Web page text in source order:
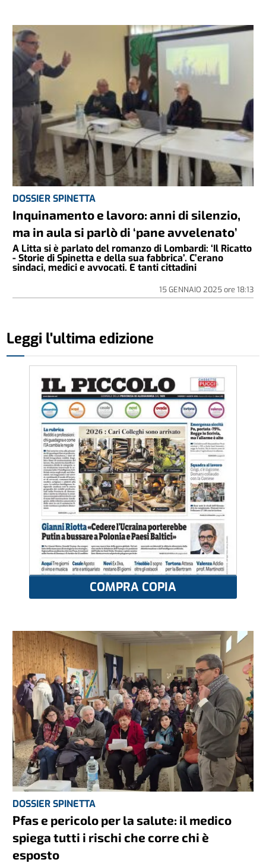
DOSSIER SPINETTA
Inquinamento e lavoro: anni di silenzio,
ma in aula si parlò di ‘pane avvelenato’
A Litta si è parlato del romanzo di Lombardi: ‘Il Ricatto
- Storie di Spinetta e della sua fabbrica’. C’erano
sindaci, medici e avvocati. E tanti cittadini
15 GENNAIO 2025ore 18:13
Leggi l'ultima edizione
COMPRA COPIA
DOSSIER SPINETTA
Pfas e pericolo per la salute: il medico
spiega tutti i rischi che corre chi è
esposto